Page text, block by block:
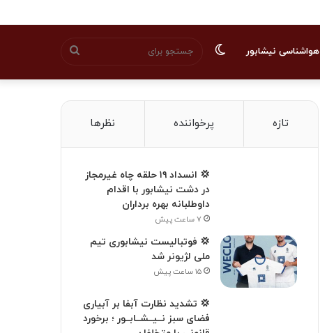
هواشناسی نیشابور
برای
تغییر
تازه پرخواننده نظرها
💢 انسداد ۱۹ حلقه چاه غیرمجاز
در دشت نیشابور با اقدام
داوطلبانه بهره برداران
۷ ساعت پیش
💢 فوتبالیست نیشابوری تیم
ملی لژیونر شد
۱۵ ساعت پیش
💢 تشدید نظارت آبفا بر آبیاری
فضای سبز نــیــشــابــور ؛ برخورد